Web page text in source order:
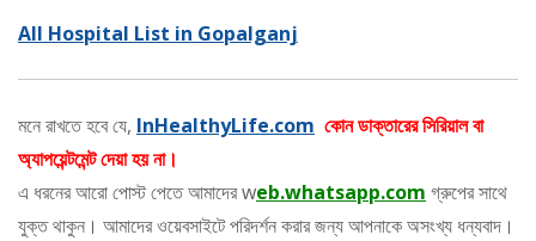
All Hospital List in Gopalganj
মনে রাখতে হবে যে, InHealthyLife.com কোন ডাক্তারের সিরিয়াল বা
অ্যাপয়েন্টমেন্ট দেয়া হয় না।
এ ধরনের আরো পোস্ট পেতে আমাদের web.whatsapp.com গ্রুপের সাথে
যুক্ত থাকুন। আমাদের ওয়েবসাইটে পরিদর্শন করার জন্য আপনাকে অসংখ্য ধন্যবাদ।